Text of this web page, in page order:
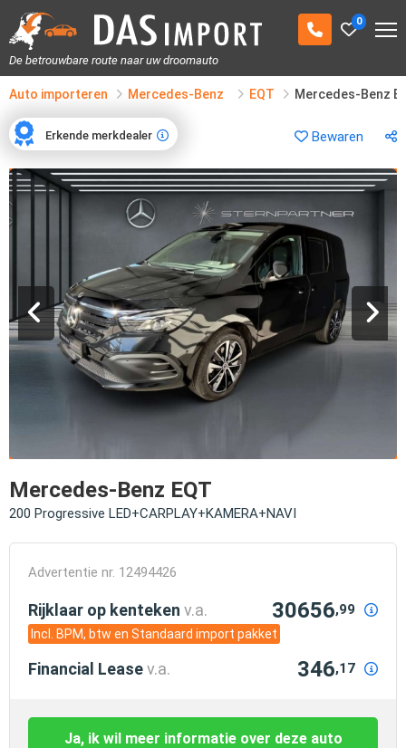
0
De betrouwbare route naar uw droomauto
Auto importeren Mercedes-Benz EQT Mercedes-Benz
Bewaren
Erkende merkdealer
Erkende merkdealer
Mercedes-Benz EQT
200 Progressive LED+CARPLAY+KAMERA+NAVI
Advertentie nr. 12494426
Rijklaar op kenteken v.a. 30656,99
Incl. BPM, btw en Standaard import pakket
Financial Leasev.a. 346,17
Ja, ik wil meer informatie over deze auto